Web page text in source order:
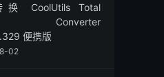
换 CoolUtils Total
Converter
便携版
02